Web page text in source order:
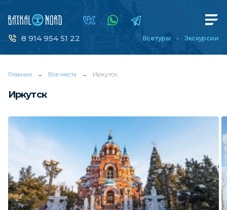
8 914 954 51 22 Все туры Экскурсии
Главная → Все места → Иркутск
Иркутск